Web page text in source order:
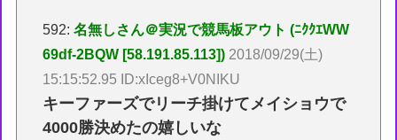
592:名無しさん＠実況で競馬板アウト (ﾆｸｸｴWW
69df-2BQW [58.191.85.113]) 2018/09/29(土)
15:15:52.95 ID:xIceg8+V0NIKU
キーファーズでリーチ掛けてメイショウで
4000勝決めたの嬉しいな